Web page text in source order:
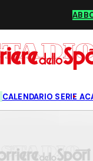
CALENDARIO SERIE A